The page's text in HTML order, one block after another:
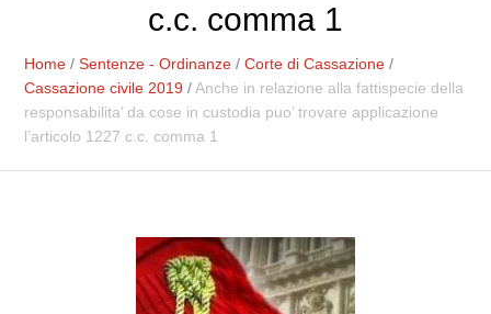
c.c. comma 1
Home /Sentenze - Ordinanze /Corte di Cassazione /
Cassazione civile 2019 /Anche in relazione alla fattispecie della
responsabilita’ da cose in custodia puo’ trovare applicazione
l’articolo 1227 c.c. comma 1